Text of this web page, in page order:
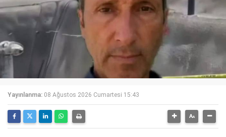
Yayınlanma: 08 Ağustos 2026 Cumartesi 15:43